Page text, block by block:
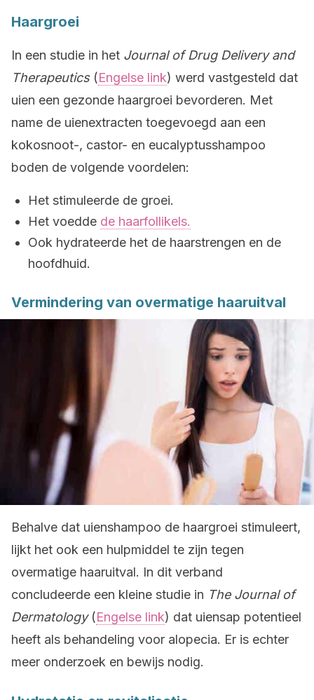
Haargroei
In een studie in het Journal of Drug Delivery and
Therapeutics(Engelse link) werd vastgesteld dat
uien een gezonde haargroei bevorderen. Met
name de uienextracten toegevoegd aan een
kokosnoot-, castor- en eucalyptusshampoo
boden de volgende voordelen:
Het stimuleerde de groei.
Het voedde de haarfollikels.
Ook hydrateerde het de haarstrengen en de
hoofdhuid.
Vermindering van overmatige haaruitval
Behalve dat uienshampoo de haargroei stimuleert,
lijkt het ook een hulpmiddel te zijn tegen
overmatige haaruitval. In dit verband
concludeerde een kleine studie in The Journal of
Dermatology(Engelse link) dat uiensap potentieel
heeft als behandeling voor alopecia. Er is echter
meer onderzoek en bewijs nodig.